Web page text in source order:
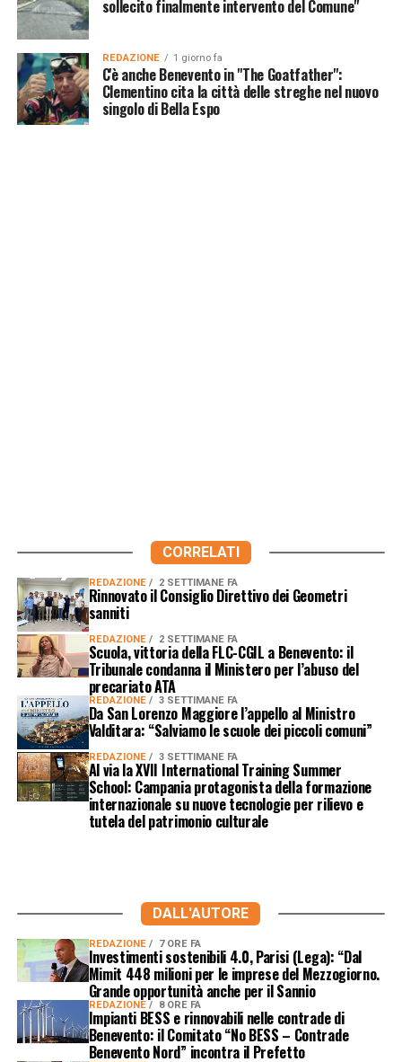
sollecito finalmente intervento del Comune"
REDAZIONE 1 giorno fa
C'è anche Benevento in "The Goatfather":
Clementino cita la città delle streghe nel nuovo
singolo di Bella Espo
CORRELATI
REDAZIONE 2 SETTIMANE FA
Rinnovato il Consiglio Direttivo dei Geometri
sanniti
REDAZIONE 2 SETTIMANE FA
Scuola, vittoria della FLC-CGIL a Benevento: il
Tribunale condanna il Ministero per l’abuso del
precariato ATA
REDAZIONE 3 SETTIMANE FA
Da San Lorenzo Maggiore l’appello al Ministro
Valditara: “Salviamo le scuole dei piccoli comuni”
REDAZIONE 3 SETTIMANE FA
Al via la XVII International Training Summer
School: Campania protagonista della formazione
internazionale su nuove tecnologie per rilievo e
tutela del patrimonio culturale
DALL'AUTORE
REDAZIONE 7 ORE FA
Investimenti sostenibili 4.0, Parisi (Lega): “Dal
Mimit 448 milioni per le imprese del Mezzogiorno.
Grande opportunità anche per il Sannio
REDAZIONE 8 ORE FA
Impianti BESS e rinnovabili nelle contrade di
Benevento: il Comitato “No BESS – Contrade
Benevento Nord” incontra il Prefetto